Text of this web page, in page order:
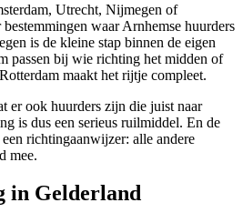
Utrecht, Nijmegen of
waar Arnhemse huurders
is de kleine stap binnen de eigen
passen bij wie richting het midden of
maakt het rijtje compleet.
er ook huurders zijn die juist naar
is dus een serieus ruilmiddel. En de
richtingaanwijzer: alle andere
mee.
in Gelderland